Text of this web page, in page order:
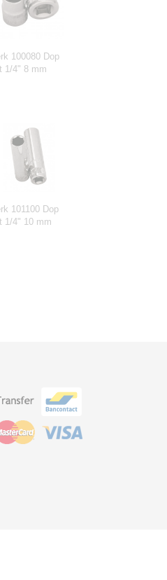
100080 Dop
1/4" 8 mm
101100 Dop
1/4" 10 mm